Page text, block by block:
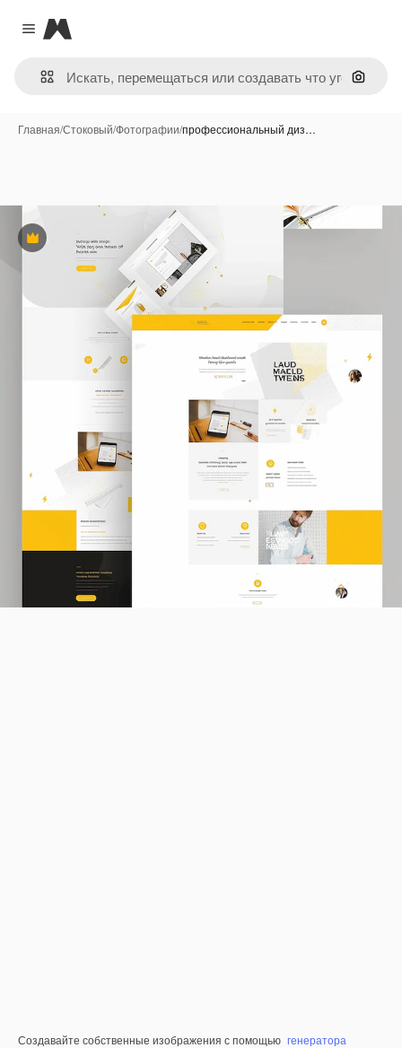
Close menu
Magnific
Поиск
Главная/Стоковый/Фотографии/профессиональный диз…
Премиум
Создавайте собственные изображения с помощью генератора